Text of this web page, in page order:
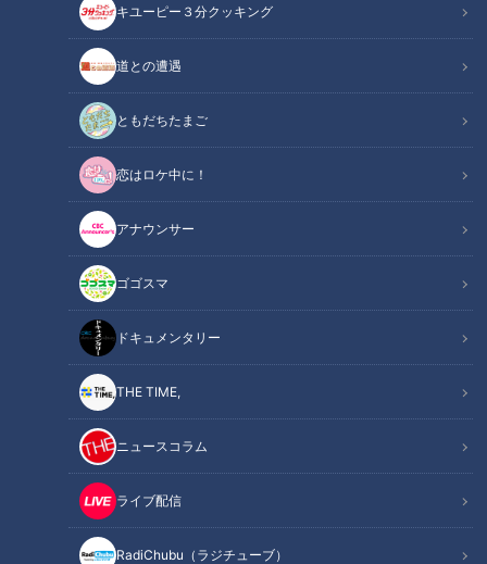
キユーピー３分クッキング
道との遭遇
ともだちたまご
恋はロケ中に！
アナウンサー
ゴゴスマ
ドキュメンタリー
THE TIME,
ニュースコラム
ライブ配信
RadiChubu（ラジチューブ）
「サンデードラゴンズ」より中田翔選手(C)CBCテレビ
中日ドラゴンズ
サンドラコラム
【ドラゴンズを愛して半世紀！竹内茂喜の『野球のドテ煮』】
ＣＢＣテレビ「サンデードラゴンズ」（毎週日曜日12時54分
から東海エリアで生放送）
関連リンク
【動画】一番欲しかった場面で出た！石川昂弥
来週に迫った春季キャンプ
もうひと花咲かせる
とにかく一番目立ちたい
打てる打者にはオーラがある
規定打席に立たせてもらった